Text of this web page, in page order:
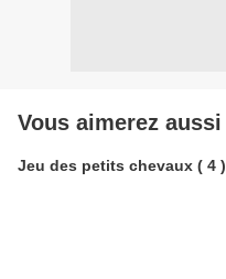
Vous aimerez aussi
Jeu des petits chevaux ( 4 )